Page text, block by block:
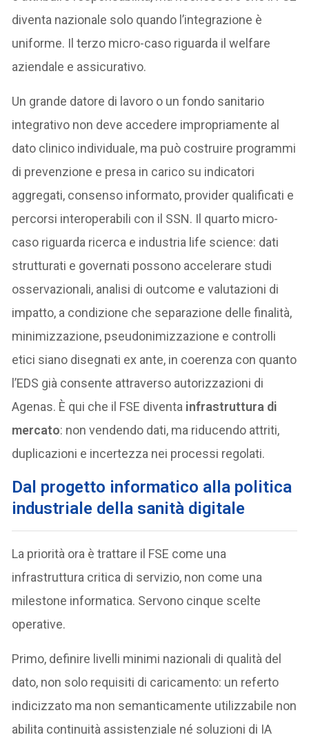
diventa nazionale solo quando l’integrazione è
uniforme. Il terzo micro-caso riguarda il welfare
aziendale e assicurativo.
Un grande datore di lavoro o un fondo sanitario
integrativo non deve accedere impropriamente al
dato clinico individuale, ma può costruire programmi
di prevenzione e presa in carico su indicatori
aggregati, consenso informato, provider qualificati e
percorsi interoperabili con il SSN. Il quarto micro-
caso riguarda ricerca e industria life science: dati
strutturati e governati possono accelerare studi
osservazionali, analisi di outcome e valutazioni di
impatto, a condizione che separazione delle finalità,
minimizzazione, pseudonimizzazione e controlli
etici siano disegnati ex ante, in coerenza con quanto
l’EDS già consente attraverso autorizzazioni di
Agenas. È qui che il FSE diventa infrastruttura di
mercato: non vendendo dati, ma riducendo attriti,
duplicazioni e incertezza nei processi regolati.
Dal progetto informatico alla politica
industriale della sanità digitale
La priorità ora è trattare il FSE come una
infrastruttura critica di servizio, non come una
milestone informatica. Servono cinque scelte
operative.
Primo, definire livelli minimi nazionali di qualità del
dato, non solo requisiti di caricamento: un referto
indicizzato ma non semanticamente utilizzabile non
abilita continuità assistenziale né soluzioni di IA